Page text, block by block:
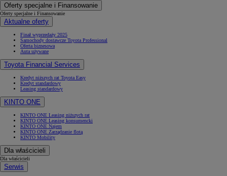
Oferty specjalne i Finansowanie
Oferty specjalne i Finansowanie
Aktualne oferty
Finał wyprzedaży 2025
Samochody dostawcze Toyota Professional
Oferta biznesowa
Auta używane
Toyota Financial Services
Kredyt niższych rat Toyota Easy
Kredyt standardowy
Leasing standardowy
KINTO ONE
KINTO ONE Leasing niższych rat
KINTO ONE Leasing konsumencki
KINTO ONE Najem
KINTO ONE Zarządzanie flotą
KINTO Mobility
Dla właścicieli
Dla właścicieli
Serwis